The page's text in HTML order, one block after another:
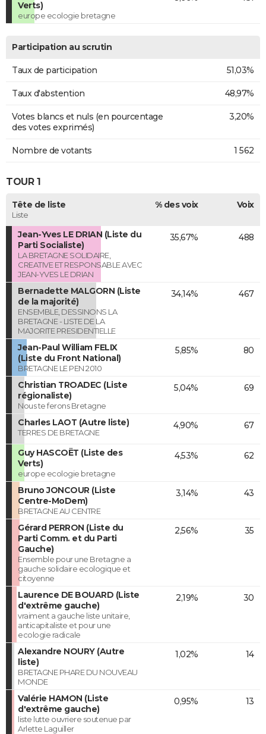
Verts)
europe ecologie bretagne
Participation au scrutin
Taux de participation 51,03%
Taux d'abstention 48,97%
Votes blancs et nuls (en pourcentage
des votes exprimés)
3,20%
Nombre de votants 1 562
TOUR 1
Tête de liste
Liste
% des voix Voix
Jean-Yves LE DRIAN (Liste du
Parti Socialiste)
LA BRETAGNE SOLIDAIRE,
CREATIVE ET RESPONSABLE AVEC
JEAN-YVES LE DRIAN
35,67% 488
Bernadette MALGORN (Liste
de la majorité)
ENSEMBLE, DESSINONS LA
BRETAGNE - LISTE DE LA
MAJORITE PRESIDENTIELLE
34,14% 467
Jean-Paul William FELIX
(Liste du Front National)
BRETAGNE LE PEN 2010
5,85% 80
Christian TROADEC (Liste
régionaliste)
Nous te ferons Bretagne
5,04% 69
Charles LAOT (Autre liste)
TERRES DE BRETAGNE
4,90% 67
Guy HASCOËT (Liste des
Verts)
europe ecologie bretagne
4,53% 62
Bruno JONCOUR (Liste
Centre-MoDem)
BRETAGNE AU CENTRE
3,14% 43
Gérard PERRON (Liste du
Parti Comm. et du Parti
Gauche)
Ensemble pour une Bretagne a
gauche solidaire ecologique et
citoyenne
2,56% 35
Laurence DE BOUARD (Liste
d'extrême gauche)
vraiment a gauche liste unitaire,
anticapitaliste et pour une
ecologie radicale
2,19% 30
Alexandre NOURY (Autre
liste)
BRETAGNE PHARE DU NOUVEAU
MONDE
1,02% 14
Valérie HAMON (Liste
d'extrême gauche)
liste lutte ouvriere soutenue par
Arlette Laguiller
0,95% 13